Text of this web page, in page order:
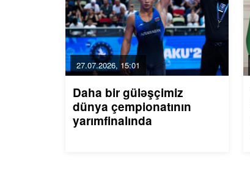
27.07.2026, 15:01
Daha bir güləşçimiz
dünya çempionatının
yarımfinalında